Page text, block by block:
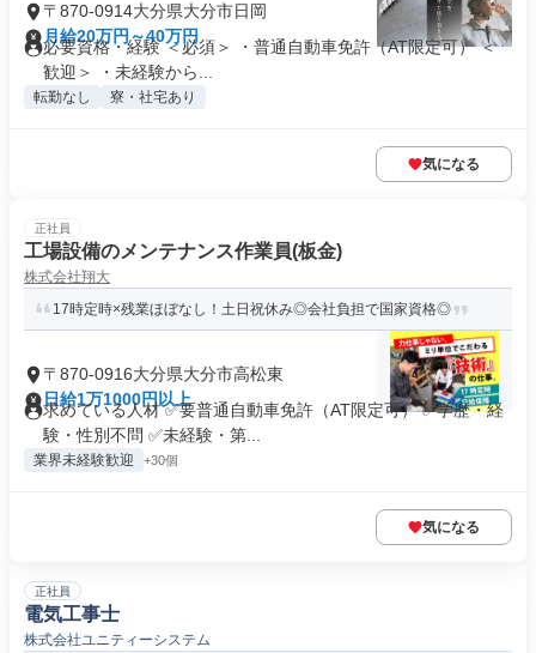
〒870-0914大分県大分市日岡
月給20万円～40万円
必要資格・経験 ＜必須＞ ・普通自動車免許（AT限定可） ＜
歓迎＞ ・未経験から...
転勤なし 寮・社宅あり
気になる
正社員
工場設備のメンテナンス作業員(板金)
株式会社翔大
17時定時×残業ほぼなし！土日祝休み◎会社負担で国家資格◎
〒870-0916大分県大分市高松東
日給1万1000円以上
求めている人材 ✅要普通自動車免許（AT限定可） ✅学歴・経
験・性別不問 ✅未経験・第...
業界未経験歓迎 +30個
気になる
正社員
電気工事士
株式会社ユニティーシステム